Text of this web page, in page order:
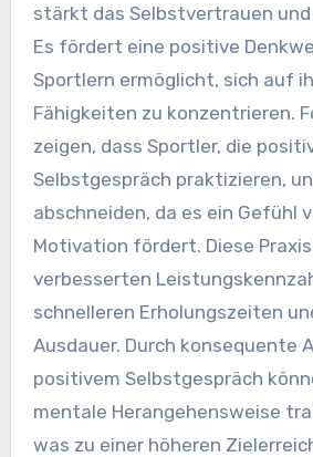
stärkt das Selbstvertrauen
Es fördert eine positive
Sportlern ermöglicht, sich auf
Fähigkeiten zu konzentrieren.
zeigen, dass Sportler, die
Selbstgespräch praktizieren,
abschneiden, da es ein Gefühl
Motivation fördert. Diese
verbesserten
schnelleren Erholungszeiten
Ausdauer. Durch konsequente
positivem Selbstgespräch
mentale Herangehensweise
was zu einer höheren